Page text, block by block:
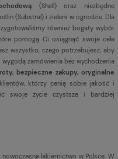
(Shell) oraz niezbędne
(Substral) i zieleni w ogrodzie. Dla
również bogaty wybór
pomogą Ci osiągnąć swoje cele
wszystko, czego potrzebujesz, aby
zamówienia bez wychodzenia
bezpieczne zakupy, oryginalne
którzy cenią sobie jakość i
swoje życie czystsze i bardziej
lakiernictwo w Polsce. W